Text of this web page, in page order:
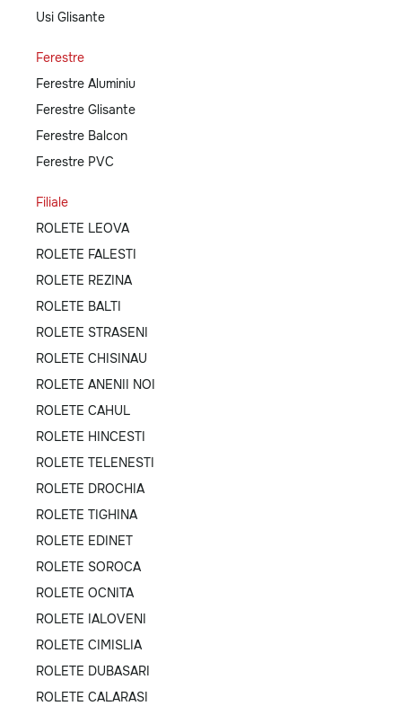
Usi Glisante
Ferestre
Ferestre Aluminiu
Ferestre Glisante
Ferestre Balcon
Ferestre PVC
Filiale
ROLETE LEOVA
ROLETE FALESTI
ROLETE REZINA
ROLETE BALTI
ROLETE STRASENI
ROLETE CHISINAU
ROLETE ANENII NOI
ROLETE CAHUL
ROLETE HINCESTI
ROLETE TELENESTI
ROLETE DROCHIA
ROLETE TIGHINA
ROLETE EDINET
ROLETE SOROCA
ROLETE OCNITA
ROLETE IALOVENI
ROLETE CIMISLIA
ROLETE DUBASARI
ROLETE CALARASI